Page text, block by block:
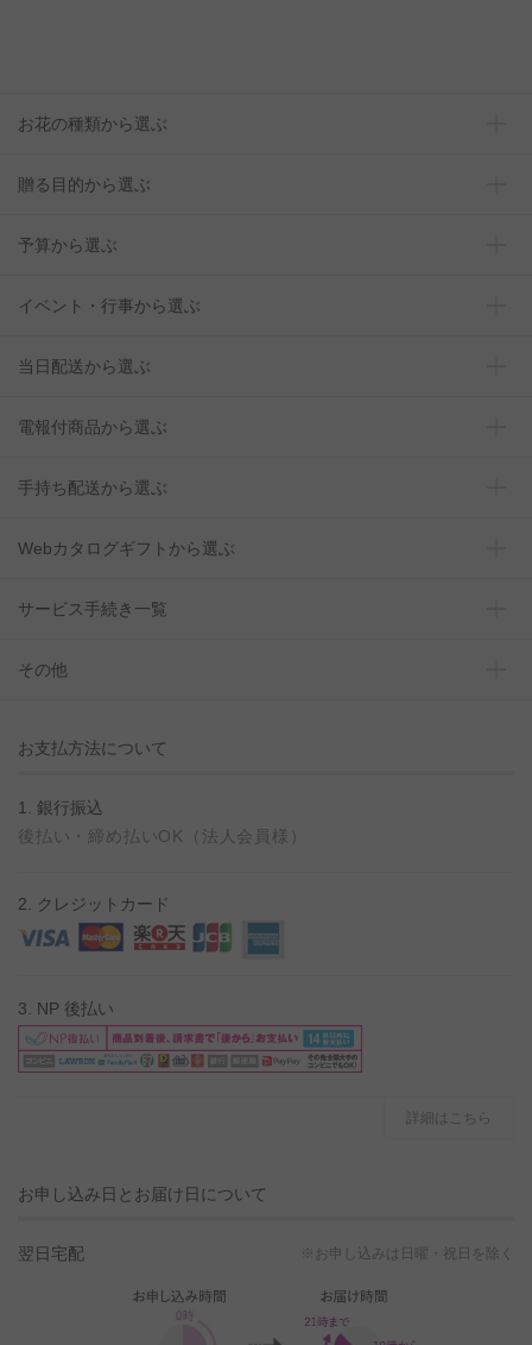
お花の種類から選ぶ
贈る目的から選ぶ
予算から選ぶ
イベント・行事から選ぶ
当日配送から選ぶ
電報付商品から選ぶ
手持ち配送から選ぶ
Webカタログギフトから選ぶ
サービス手続き一覧
その他
お支払方法について
1. 銀行振込
後払い・締め払いOK（法人会員様）
2. クレジットカード
3. NP 後払い
詳細はこちら
お申し込み日とお届け日について
翌日宅配 ※お申し込みは日曜・祝日を除く